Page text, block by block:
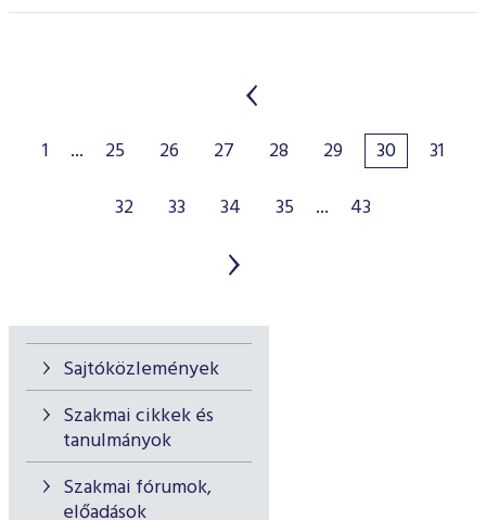
Sajtóközlemények
Szakmai cikkek és
tanulmányok
Szakmai fórumok,
előadások
1 ... 25 26 27 28 29 30
31
32
33 34 35 ... 43